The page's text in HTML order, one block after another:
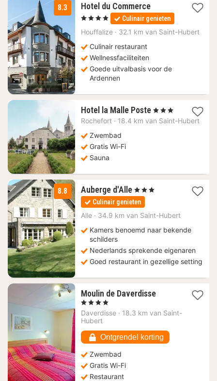
8.3 Hotel du Commerce1
nacht
vanaf
161
, 4 Sterren Culinair genieten
Houffalize · 32.1 km van Saint-Hubert
Culinair restaurant
Wellnessfaciliteiten
Goede uitvalbasis voor de
Ardennen
Hotel la Malle Poste 1
nacht
, 3 Sterren
Rochefort · 18.4 km van Saint-Hubert
Zwembad
Gratis Wi-Fi
Sauna
8.8 Auberge d'Alle 1
nacht
vanaf
154
, 3 Sterren
Culinair genieten
Alle · 34.9 km van Saint-Hubert
Kamers benoemd naar bekende
schilders
Nederlands sprekende eigenaren
Goed restaurant in gezellige setting
Moulin de Daverdisse1
vanaf
, 4 Sterren
Daverdisse · 18.3 km van Saint-
Hubert
Ontgrendel korting
Zwembad
Gratis Wi-Fi
Restaurant